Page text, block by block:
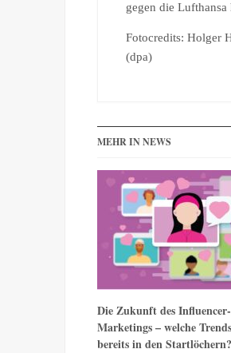
gegen die
Fotocredits: Holger
(dpa)
MEHR IN NEWS
Die Zukunft des Influencer-
Marketings – welche
bereits in den Startlöchern?